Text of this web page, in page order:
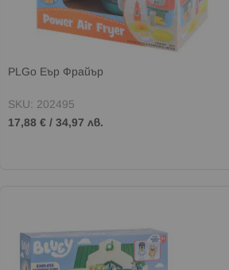
PLGo Еър Фрайър
SKU: 202495
17,88 € /34,97 лв.